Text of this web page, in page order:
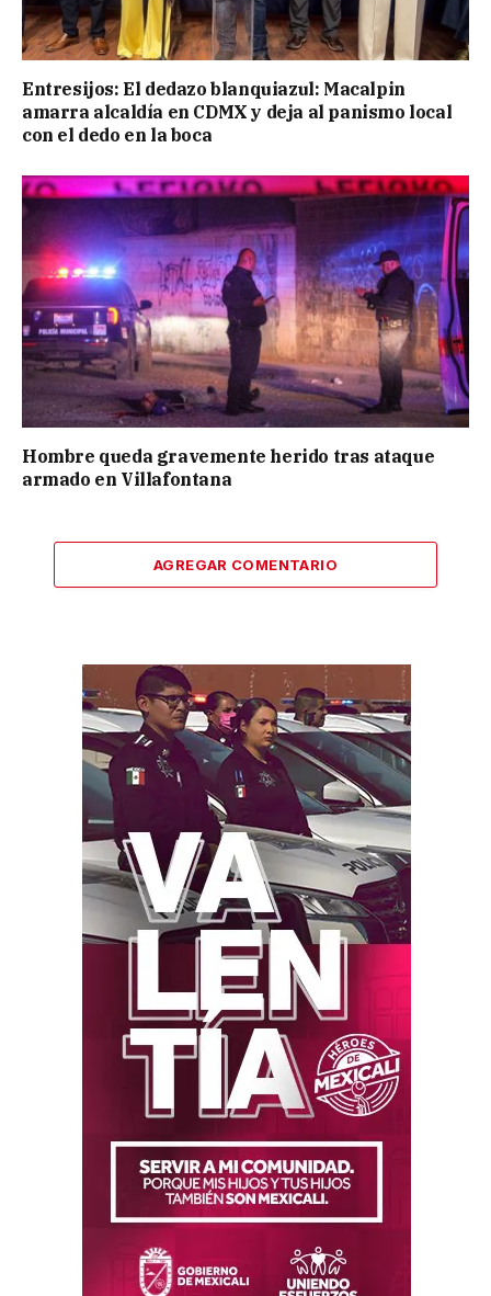
Entresijos: El dedazo blanquiazul: Macalpin
amarra alcaldía en CDMX y deja al panismo local
con el dedo en la boca
Hombre queda gravemente herido tras ataque
armado en Villafontana
AGREGAR COMENTARIO